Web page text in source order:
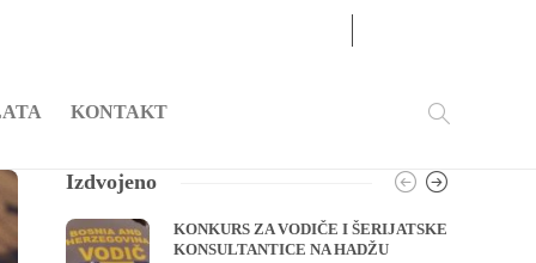
KONTAKT
Izdvojeno
KONKURS ZA VODIČE I ŠERIJATSKE
KONSULTANTICE NA HADŽU